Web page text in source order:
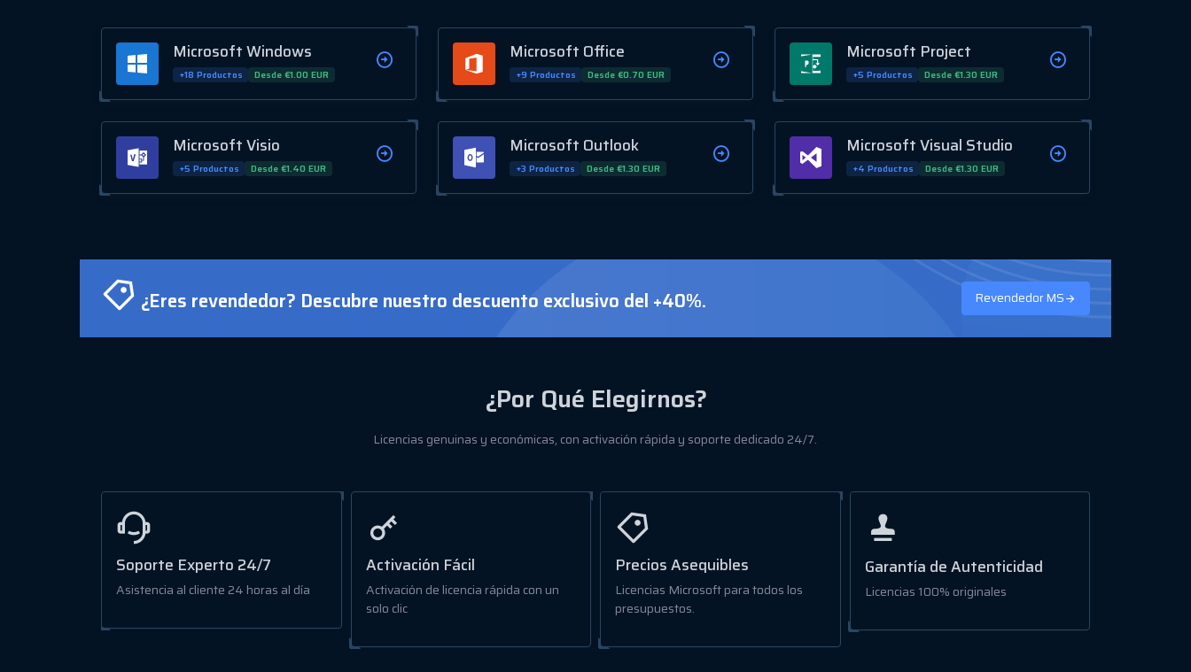
Microsoft Windows
+18 Productos Desde €1.00 EUR
Microsoft Office
+9 Productos Desde €0.70 EUR
Microsoft Project
+5 Productos Desde €1.30 EUR
Microsoft Visio
+5 Productos Desde €1.40 EUR
Microsoft Outlook
+3 Productos Desde €1.30 EUR
Microsoft Visual Studio
+4 Productos Desde €1.30 EUR
¿Eres revendedor? Descubre nuestro descuento exclusivo del +40%. Revendedor MS
¿Por Qué Elegirnos?
Licencias genuinas y económicas, con activación rápida y soporte dedicado 24/7.
Soporte Experto 24/7
Asistencia al cliente 24 horas al día
Activación Fácil
Activación de licencia rápida con un
solo clic
Precios Asequibles
Licencias Microsoft para todos los
presupuestos.
Garantía de Autenticidad
Licencias 100% originales